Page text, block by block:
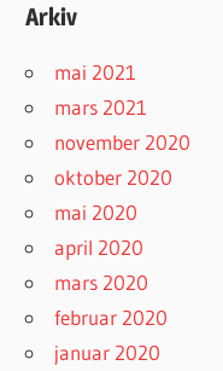
Arkiv
mai 2021
mars 2021
november 2020
oktober 2020
mai 2020
april 2020
mars 2020
februar 2020
januar 2020